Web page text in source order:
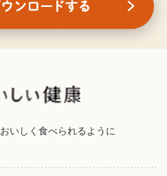
おいしく食べられるように